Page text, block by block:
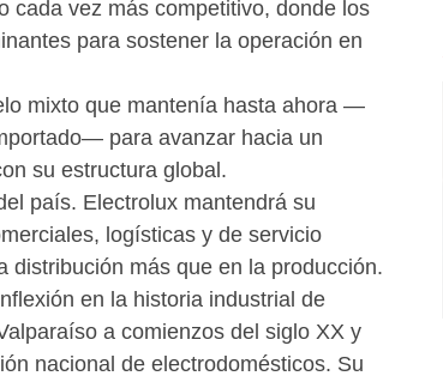
cada vez más competitivo, donde los
para sostener la operación en
mixto que mantenía hasta ahora —
para avanzar hacia un
su estructura global.
país. Electrolux mantendrá su
logísticas y de servicio
distribución más que en la producción.
en la historia industrial de
a comienzos del siglo XX y
nacional de electrodomésticos. Su